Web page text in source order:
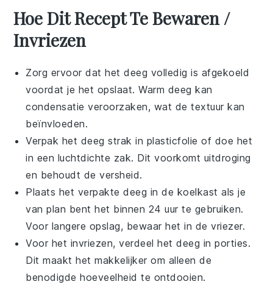
Hoe Dit Recept Te Bewaren /
Invriezen
Zorg ervoor dat hetdeeg volledig is afgekoeld
voordat je het opslaat. Warm deeg kan
condensatie veroorzaken, wat de textuur kan
beïnvloeden.
Verpak het deeg strak in plasticfolie of doe het
in een luchtdichte zak. Dit voorkomt uitdroging
en behoudt de versheid.
Plaats het verpaktedeeg in de koelkast als je
van plan bent het binnen 24 uur te gebruiken.
Voor langere opslag, bewaar het in de vriezer.
Voor het invriezen, verdeel hetdeeg in porties.
Dit maakt het makkelijker om alleen de
benodigde hoeveelheid te ontdooien.